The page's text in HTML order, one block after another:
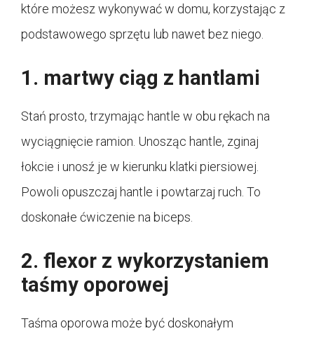
które możesz wykonywać w domu, korzystając z
podstawowego sprzętu lub nawet bez niego.
1. martwy ciąg z hantlami
Stań prosto, trzymając hantle w obu rękach na
wyciągnięcie ramion. Unosząc hantle, zginaj
łokcie i unosź je w kierunku klatki piersiowej.
Powoli opuszczaj hantle i powtarzaj ruch. To
doskonałe ćwiczenie na biceps.
2. flexor z wykorzystaniem
taśmy oporowej
Taśma oporowa może być doskonałym